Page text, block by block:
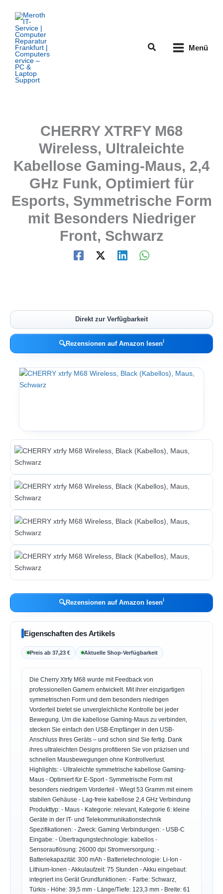
Inhalt
springen
Suchen Menü
CHERRY XTRFY M68
Wireless, Ultraleichte
Kabellose Gaming-Maus, 2,4
GHz Funk, Optimiert für
Esports, Symmetrische Form
mit Besonders Niedriger
Front, Schwarz
Direkt zur Verfügbarkeit
🔍Rezensionen auf Amazon lesenℹ︎
🔍Rezensionen auf Amazon lesenℹ︎
Eigenschaften des Artikels
Preis ab 37,23 € Aktuelle Shop-Verfügbarkeit
Die Cherry Xtrfy M68 wurde mit Feedback von
professionellen Gamern entwickelt. Mit ihrer einzigartigen
symmetrischen Form und dem besonders niedrigen
Vorderteil bietet sie unvergleichliche Kontrolle bei jeder
Bewegung. Um die kabellose Gaming-Maus zu verbinden,
stecken Sie einfach den USB-Empfänger in den USB-
Anschluss Ihres Geräts – und schon sind Sie fertig. Dank
ihres ultraleichten Designs profitieren Sie von präzisen und
schnellen Mausbewegungen ohne Kontrollverlust.
Highlights: - Ultraleichte symmetrische kabellose Gaming-
Maus - Optimiert für E-Sport - Symmetrische Form mit
besonders niedrigem Vorderteil - Wiegt 53 Gramm mit einem
stabilen Gehäuse - Lag-freie kabellose 2,4 GHz Verbindung
Produkttyp: - Maus - Kategorie: relevant, Kategorie 6: kleine
Geräte in der IT- und Telekommunikationstechnik
Spezifikationen: - Zweck: Gaming Verbindungen: - USB-C
Eingabe: - Übertragungstechnologie: kabellos -
Sensorauflösung: 26000 dpi Stromversorgung: -
Batteriekapazität: 300 mAh - Batterietechnologie: Li-Ion -
Lithium-Ionen - Akkulaufzeit: 75 Stunden - Akku eingebaut:
integriert ins Gerät Grundfunktionen: - Farbe: Schwarz,
Türkis - Höhe: 39,5 mm - Länge/Tiefe: 123,3 mm - Breite: 61